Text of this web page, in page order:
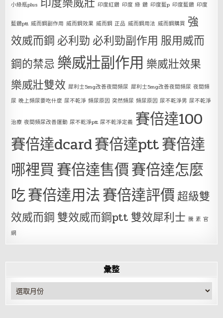
小綠瓶plus 印度紅鑽 印度 綠 鑽 印度藍p 印度藍鑽 印度
藍鑽ptt 威而鋼副作用 威而鋼效果 威而鋼 正品 威而鋼用法 威而鋼購買 強
效威而鋼 必利勁 必利勁副作用 服用威而
鋼的禁忌 樂威壯副作用 樂威壯效果
樂威壯雙效 犀利士5mg改善夜間頻尿 犀利士5mg改善夜間頻尿 夜間頻
尿 晚上頻尿要吃什麼 尿不乾淨 頻尿原因 突然頻尿 頻尿原因 尿不乾淨男 尿不乾淨
治療 夜間頻尿改善運動 尿不乾淨ptt 尿不乾淨定義 賽倍達100
賽倍達dcard賽倍達ptt賽倍達
哪裡買賽倍達售價賽倍達怎麼
吃賽倍達用法賽倍達評價超級雙
效威而鋼 雙效威而鋼ptt 雙效犀利士 騰 素 官
網
彙整
彙
整